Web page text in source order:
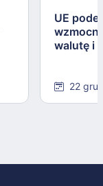
UE
walutę i
22